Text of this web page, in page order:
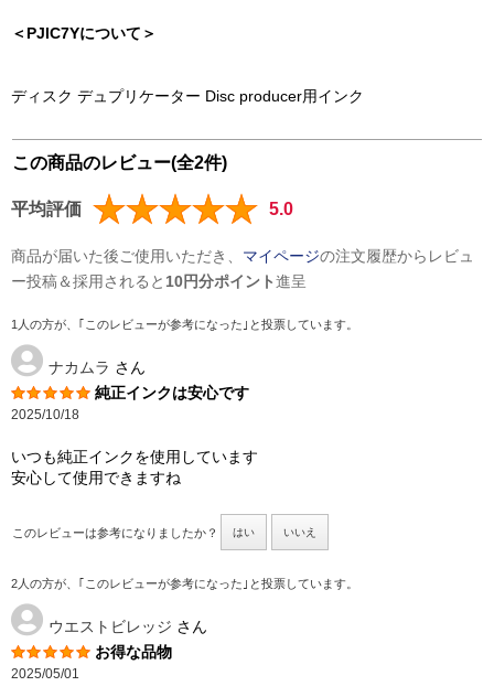
＜PJIC7Yについて＞
ディスク デュプリケーター Disc producer用インク
この商品のレビュー(全2件)
平均評価 5.0
商品が届いた後ご使用いただき、 マイページの注文履歴からレビュ
ー投稿＆採用されると 10円分ポイント進呈
1人の方が、｢このレビューが参考になった｣と投票しています。
ナカムラ さん
純正インクは安心です
2025/10/18
いつも純正インクを使用しています
安心して使用できますね
このレビューは参考になりましたか？ はい いいえ
2人の方が、｢このレビューが参考になった｣と投票しています。
ウエストビレッジ さん
お得な品物
2025/05/01